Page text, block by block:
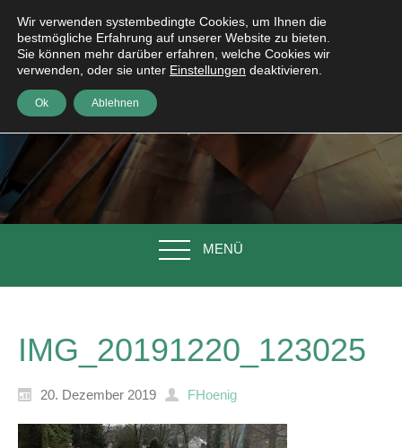
MENÜ
IMG_20191220_123025
20. Dezember 2019 FHoenig
Wir verwenden systembedingte Cookies, um Ihnen die
bestmögliche Erfahrung auf unserer Website zu bieten.
Sie können mehr darüber erfahren, welche Cookies wir
verwenden, oder sie unter Einstellungen deaktivieren.
Ok Ablehnen